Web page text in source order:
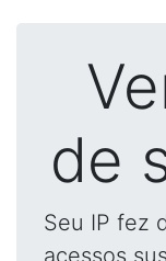
de
Seu IP fez
acessos